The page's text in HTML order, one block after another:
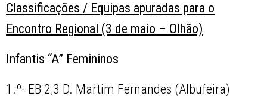
Classificações / Equipas apuradas para o
Encontro Regional (3 de maio – Olhão)
Infantis “A” Femininos
1.º- EB 2,3 D. Martim Fernandes (Albufeira)